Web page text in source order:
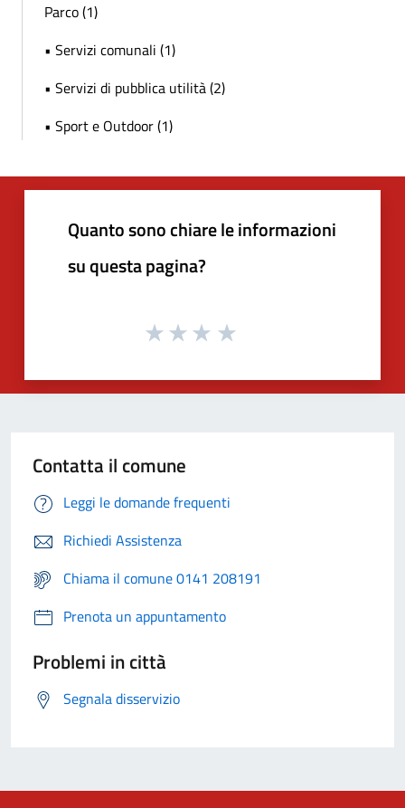
Parco (1)
• Servizi comunali (1)
• Servizi di pubblica utilità (2)
• Sport e Outdoor (1)
Quanto sono chiare le informazioni
su questa pagina?
Contatta il comune
Leggi le domande frequenti
Richiedi Assistenza
Chiama il comune 0141 208191
Prenota un appuntamento
Problemi in città
Segnala disservizio